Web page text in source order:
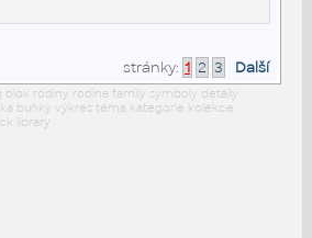
stránky: 1 2 3 Další
blok rodiny rodina family symboly detaily
buňky výkres téma kategorie kolekce
library